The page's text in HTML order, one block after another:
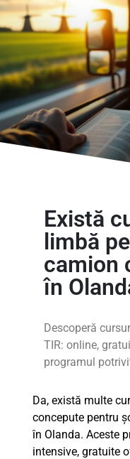
Există
limbă
camion
în
Descoperă
TIR: online,
programul
Da, există multe
concepute pentru
în Olanda. Aceste
intensive, gratuite